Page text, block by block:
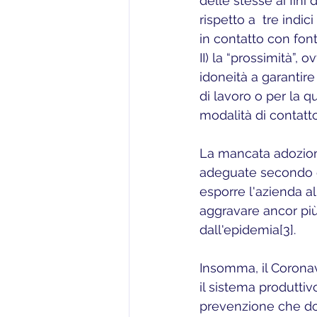
rispetto a  tre indici
in contatto con
II) la “prossimità”,
idoneità a
di lavoro o per la
modalità di
La mancata
adeguate secondo
esporre l'azienda
aggravare ancor
dall'epidemia[3].
Insomma, il
il sistema
prevenzione che